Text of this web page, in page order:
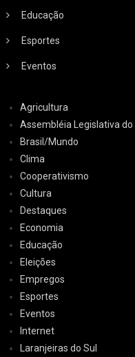
Educação
Esportes
Eventos
Agricultura
Assembléia Legislativa do
Brasil/Mundo
Clima
Cooperativismo
Cultura
Destaques
Economia
Educação
Eleições
Empregos
Esportes
Eventos
Internet
Laranjeiras do Sul